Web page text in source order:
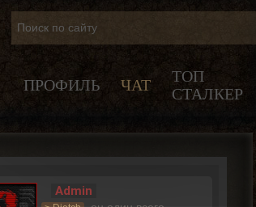
ПРОФИЛЬ ЧАТ
ТОП
СТАЛКЕР
Admin